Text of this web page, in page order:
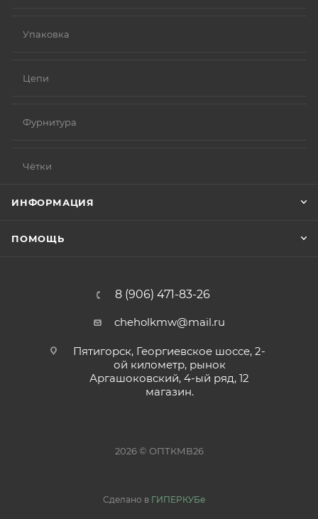
Упаковка
Цепи
Фурнитура
Чётки
ИНФОРМАЦИЯ
ПОМОЩЬ
8 (906) 471-83-26
cheholkmw@mail.ru
Пятигорск, Георгиевское шоссе, 2-
ой километр, рынок
Аргашоковский, 4-ый ряд, 12
магазин.
2026 © ОПТКМВ26
Сделано в ГИПЕРКУБе